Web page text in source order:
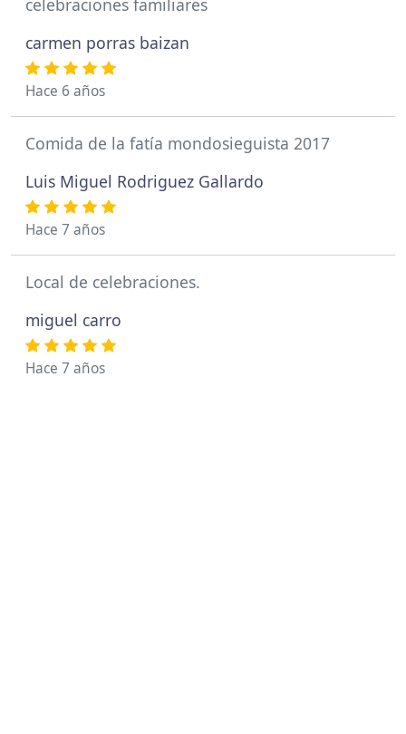
celebraciones familiares
carmen porras baizan
Hace 6 años
Comida de la fatía mondosieguista 2017
Luis Miguel Rodriguez Gallardo
Hace 7 años
Local de celebraciones.
miguel carro
Hace 7 años